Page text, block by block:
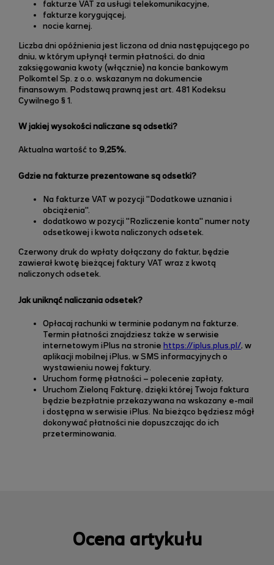
fakturze VAT za usługi telekomunikacyjne,
fakturze korygującej,
nocie karnej.
Liczba dni opóźnienia jest liczona od dnia następującego po
dniu, w którym upłynął termin płatności, do dnia
zaksięgowania kwoty (włącznie) na koncie bankowym
Polkomtel Sp. z o.o. wskazanym na dokumencie
finansowym. Podstawą prawną jest art. 481 Kodeksu
Cywilnego § 1.
W jakiej wysokości naliczane są odsetki?
Aktualna wartość to 9,25%.
Gdzie na fakturze prezentowane są odsetki?
Na fakturze VAT w pozycji "Dodatkowe uznania i
obciążenia".
dodatkowo w pozycji "Rozliczenie konta" numer noty
odsetkowej i kwota naliczonych odsetek.
Czerwony druk do wpłaty dołączany do faktur, będzie
zawierał kwotę bieżącej faktury VAT wraz z kwotą
naliczonych odsetek.
Jak uniknąć naliczania odsetek?
Opłacaj rachunki w terminie podanym na fakturze.
Termin płatności znajdziesz także w serwisie
internetowym iPlus na stronie https://iplus.plus.pl/, w
aplikacji mobilnej iPlus, w SMS informacyjnych o
wystawieniu nowej faktury.
Uruchom formę płatności – polecenie zapłaty,
Uruchom Zieloną Fakturę, dzięki której Twoja faktura
będzie bezpłatnie przekazywana na wskazany e-mail
i dostępna w serwisie iPlus. Na bieżąco będziesz mógł
dokonywać płatności nie dopuszczając do ich
przeterminowania.
Ocena artykułu